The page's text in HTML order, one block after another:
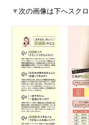
▼次の画像は下へスク